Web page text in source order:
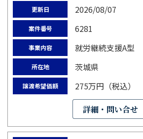
更新日 2026/08/07
案件番号 6281
事業内容 就労継続支援A型
所在地 茨城県
譲渡希望価額 275万円（税込）
詳細・問い合せ